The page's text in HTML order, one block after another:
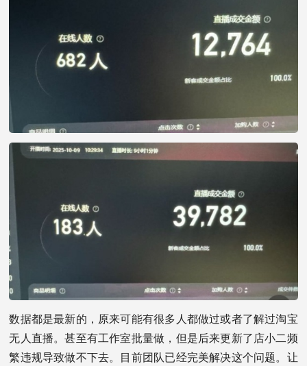
数据都是最新的，原来可能有很多人都做过或者了解过淘宝
无人直播。甚至有工作室批量做，但是后来更新了店小二频
繁违规导致做不下去。目前团队已经完美解决这个问题。让